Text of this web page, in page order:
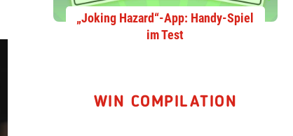
„Joking Hazard“-App: Handy-Spiel
im Test
WIN COMPILATION